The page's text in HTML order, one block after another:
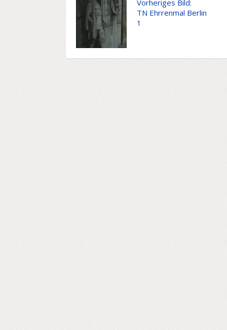
Vorheriges Bild:
TN Ehrrenmal Berlin
1